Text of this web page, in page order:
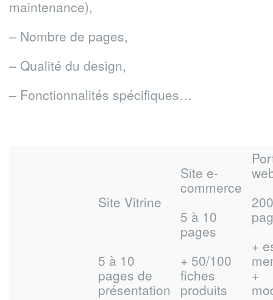
maintenance),
– Nombre de pages,
– Qualité du design,
– Fonctionnalités spécifiques…
Site Vitrine
5 à 10
pages de
présentation
Site e-
commerce
5 à 10
pages
+ 50/100
fiches
produits
200
+
+